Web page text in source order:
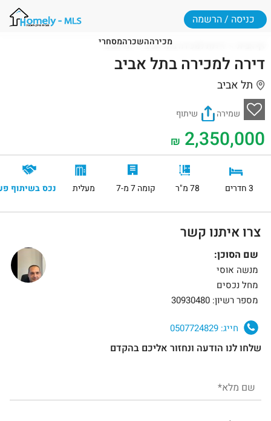
מכירההשכרהמסחרי
כניסה / הרשמה
דירות למכירה בתל אביב תל אביב
דירה למכירה בתל אביב
תל אביב
שמירה שיתוף
2,350,000
₪
3 חדרים 78 מ"ר קומה 7 מ-7 מעלית נכס בשיתוף
צרו איתנו קשר
שם הסוכן:
מנשה אוסי
מחל נכסים
מספר רשיון: 30930480
חייג:
שלחו לנו הודעה ונחזור אליכם בהקדם